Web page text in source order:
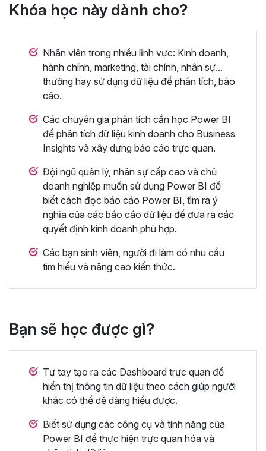
Khóa học này dành cho?
Nhân viên trong nhiều lĩnh vực: Kinh doanh,
hành chính, marketing, tài chính, nhân sự...
thường hay sử dụng dữ liệu để phân tích, báo
cáo.
Các chuyên gia phân tích cần học Power BI
để phân tích dữ liệu kinh doanh cho Business
Insights và xây dựng báo cáo trực quan.
Đội ngũ quản lý, nhân sự cấp cao và chủ
doanh nghiệp muốn sử dụng Power BI để
biết cách đọc báo cáo Power BI, tìm ra ý
nghĩa của các báo cáo dữ liệu để đưa ra các
quyết định kinh doanh phù hợp.
Các bạn sinh viên, người đi làm có nhu cầu
tìm hiểu và nâng cao kiến thức.
Bạn sẽ học được gì?
Tự tay tạo ra các Dashboard trực quan để
hiển thị thông tin dữ liệu theo cách giúp người
khác có thể dễ dàng hiểu được.
Biết sử dụng các công cụ và tính năng của
Power BI để thực hiện trực quan hóa và